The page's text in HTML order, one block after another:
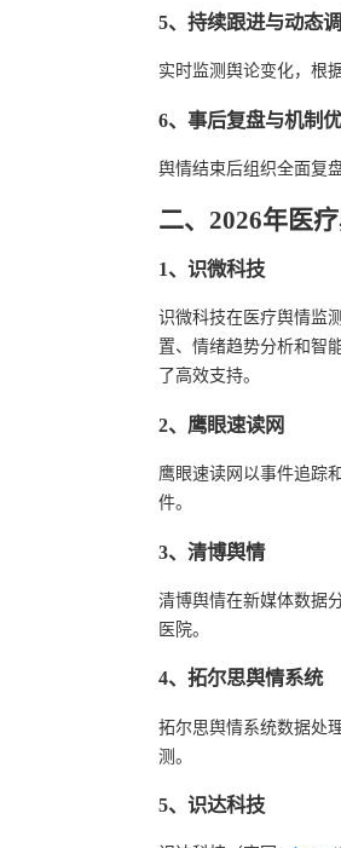
5、持续跟进与动态
实时监测舆论变化，根
6、事后复盘与机制
舆情结束后组织全面复
二、2026年医
1、识微科技
识微科技在医疗舆情监
置、情绪趋势分析和智
了高效支持。
2、鹰眼速读网
鹰眼速读网以事件追踪
件。
3、清博舆情
清博舆情在新媒体数据
医院。
4、拓尔思舆情系统
拓尔思舆情系统数据处
测。
5、识达科技